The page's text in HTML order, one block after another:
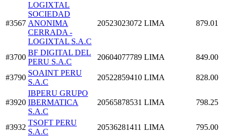
#3567
LOGIXTAL
SOCIEDAD
ANONIMA
CERRADA -
LOGIXTAL S.A.C
20523023072 LIMA 879.01
#3700
BF DIGITAL DEL
PERU S.A.C
20604077789 LIMA 849.00
#3790
SOAINT PERU
S.A.C
20522859410 LIMA 828.00
#3920
IBPERU GRUPO
IBERMATICA
S.A.C
20565878531 LIMA 798.25
#3932
TSOFT PERU
S.A.C
20536281411 LIMA
795.00